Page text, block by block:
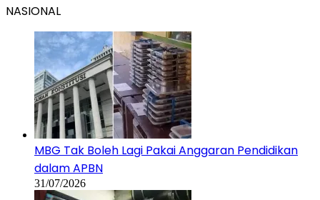
NASIONAL
MBG Tak Boleh Lagi Pakai Anggaran Pendidikan
dalam APBN
31/07/2026